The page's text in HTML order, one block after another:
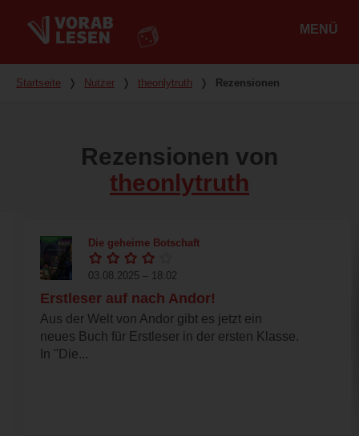
MENÜ
Du bist hier
Startseite ❭ Nutzer ❭ theonlytruth ❭ Rezensionen
Rezensionen von
theonlytruth
Die geheime Botschaft
03.08.2025 – 18:02
Erstleser auf nach Andor!
Aus der Welt von Andor gibt es jetzt ein
neues Buch für Erstleser in der ersten Klasse.
In "Die...